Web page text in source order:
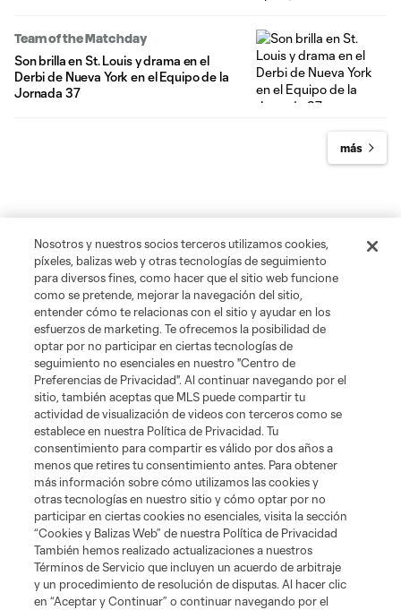
Team of the Matchday
Son brilla en St. Louis y drama en el
Derbi de Nueva York en el Equipo de la
Jornada 37
más
Nosotros y nuestros socios terceros utilizamos cookies,
píxeles, balizas web y otras tecnologías de seguimiento
para diversos fines, como hacer que el sitio web funcione
como se pretende, mejorar la navegación del sitio,
entender cómo te relacionas con el sitio y ayudar en los
esfuerzos de marketing. Te ofrecemos la posibilidad de
optar por no participar en ciertas tecnologías de
seguimiento no esenciales en nuestro "Centro de
Preferencias de Privacidad". Al continuar navegando por el
sitio, también aceptas que MLS puede compartir tu
actividad de visualización de videos con terceros como se
establece en nuestra Política de Privacidad. Tu
consentimiento para compartir es válido por dos años a
menos que retires tu consentimiento antes. Para obtener
más información sobre cómo utilizamos las cookies y
otras tecnologías en nuestro sitio y cómo optar por no
participar en ciertas cookies no esenciales, visita la sección
“Cookies y Balizas Web” de nuestra Política de Privacidad
También hemos realizado actualizaciones a nuestros
Términos de Servicio que incluyen un acuerdo de arbitraje
y un procedimiento de resolución de disputas. Al hacer clic
en “Aceptar y Continuar” o continuar navegando por el